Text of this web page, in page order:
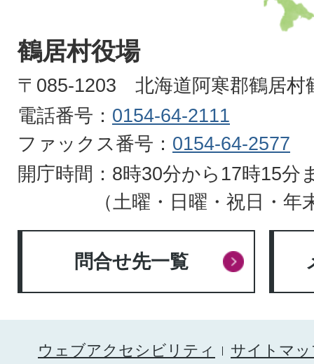
VILLAGE
HOKKAIDO
鶴居村役場
〒085-1203 北海道阿寒郡鶴居村
電話番号： 0154-64-2111
ファックス番号： 0154-64-2577
開庁時間：8時30分から17時15分
（土曜・日曜・祝日・年
問合せ先一覧
ウェブアクセシビリティ
サイトマ